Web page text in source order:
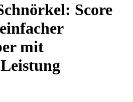
Score
mit